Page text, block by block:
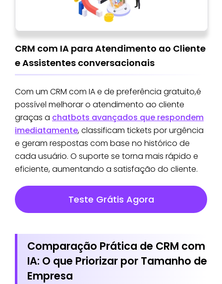
CRM com IA para Atendimento ao Cliente
e Assistentes conversacionais
Com um CRM com IA e de preferência gratuito,é
possível melhorar o atendimento ao cliente
graças a chatbots avançados que respondem
imediatamente, classificam tickets por urgência
e geram respostas com base no histórico de
cada usuário. O suporte se torna mais rápido e
eficiente, aumentando a satisfação do cliente.
Teste Grátis Agora
Comparação Prática de CRM com
IA: O que Priorizar por Tamanho de
Empresa